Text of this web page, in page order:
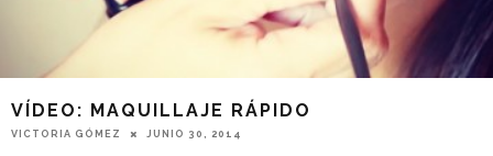
VÍDEO: MAQUILLAJE RÁPIDO
VICTORIA GÓMEZ JUNIO 30, 2014